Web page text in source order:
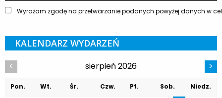
Wyrażam zgodę na przetwarzanie podanych powyżej danych w
KALENDARZ WYDARZEŃ
< sierpień 2026 >
Pon. Wt. Śr. Czw. Pt. Sob.
Niedz.